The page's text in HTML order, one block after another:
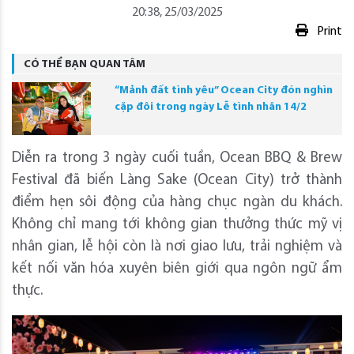
20:38, 25/03/2025
Print
CÓ THỂ BẠN QUAN TÂM
“Mảnh đất tình yêu” Ocean City đón nghìn
cặp đôi trong ngày Lễ tình nhân 14/2
Diễn ra trong 3 ngày cuối tuần, Ocean BBQ & Brew
Festival đã biến Làng Sake (Ocean City) trở thành
điểm hẹn sôi động của hàng chục ngàn du khách.
Không chỉ mang tới không gian thưởng thức mỹ vị
nhân gian, lễ hội còn là nơi giao lưu, trải nghiệm và
kết nối văn hóa xuyên biên giới qua ngôn ngữ ẩm
thực.